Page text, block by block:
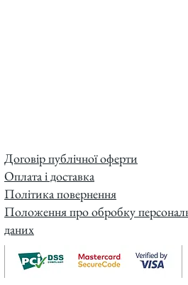
Договір публічної оферти
Оплата і доставка
Політика повернення
Положення про обробку
даних